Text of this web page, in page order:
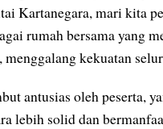
Kartanegara, mari kita
rumah bersama yang
menggalang kekuatan
antusias oleh peserta,
lebih solid dan